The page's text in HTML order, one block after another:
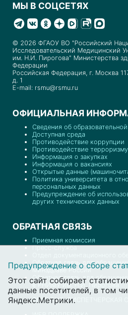
МЫ В СОЦСЕТЯХ
© 2026 ФГАОУ ВО "Российский
Исследовательский Медицинский
им. Н.И. Пирогова" Министерства
Федерации
Российская Федерация, г. Москва
д. 1
E-mail: rsmu@rsmu.ru
ОФИЦИАЛЬНАЯ
Сведения об
Доступная среда
Противодействие коррупции
Противодействие
Информация о закупках
Информация о вакансиях
Открытые данные
Политика университета в
персональных данных
Предупреждение об
других технических данных
ОБРАТНАЯ СВЯЗЬ
Приемная комиссия
Пресс-служба
Обратная связь для
Минздраве России
Обратная связь для
в РНИМУ им. Н.И. Пирогова
ДЕЖУРНО-ДИСПЕТЧЕРСКАЯ
Предупреждение о сборе
Этот сайт собирает
данные посетителей, в том
Яндекс.Метрики.